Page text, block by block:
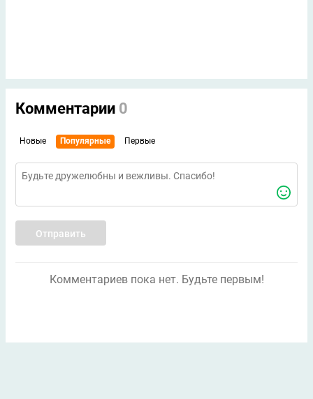
Комментарии 0
Новые Популярные Первые
Отправить
Комментариев пока нет. Будьте первым!